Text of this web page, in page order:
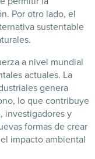
Por otro lado, el
sustentable
a nivel mundial
actuales. La
genera
lo que contribuye
investigadores y
formas de crear
impacto ambiental